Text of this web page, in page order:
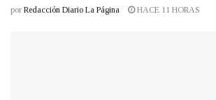
por Redacción Diario La Página HACE 11 HORAS